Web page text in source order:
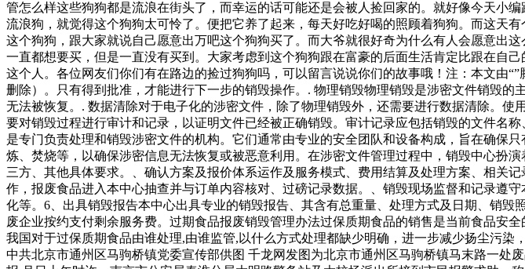
管怎么样这些狗狗都是流浪在街头了，而幸运的话可能还是会被人捡回家的。就好像今天小
流浪狗，就觉得这个狗狗太可怜了。便把它养了起来，每天好吃好喝的照顾着狗狗。而这天
这个狗狗，跟大家就说自己愿意出万吧这个狗狗买了。而大爷就很好奇为什么有人会愿意出
一直都想要买，但是一直没有买到。大家考虑到这个狗狗跟在富豪的后面生活肯定比跟在自
这个人。各位网友们你们有在路边的捡过狗狗吗，可以留言说说你们的故事哦！注：本文由
删除）。只有得到批准，才能进行下一步的销毁操作。. 物理销毁物理销毁是涉密文件销毁
无法被恢复。. 数据清除对于电子化的涉密文件，除了物理销毁外，还需要进行数据清除。
要对销毁过程进行审计和记录，以证明文件已经被正确销毁。审计记录应包括销毁的文件名
是专门负责处理和销毁涉密文件的机构。它们通常由专业的安全团队和设备构成，旨在确保
炼、焚烧等，以确保涉密信息无法恢复或被恶意利用。在涉密文件管理过程中，销毁中心扮
三方、其他具体要求。、确认方案及报价体系运作及服务模式、费用结算及处理方案、相关
作，报废食品进入本中心抽查并与订单内容核对、过磅记录数据。、销毁现场监督和记录遵
化等。6、出具销毁报告本中心出具专业的销毁报告、其含有总重量、处理方式及日期、销
废企业按约支付剩余服务费。过期食品报废销毁管理办法过保质期食品的销售是当前食品安
我国对于过保质期食品由谁处理,由谁监管,以什么方式处理都缺少明确，进一步减少扬尘污
中共北京市通州区马驹桥镇党委宣传部供图 千龙网发图为北京市通州区马驹桥镇马末路一